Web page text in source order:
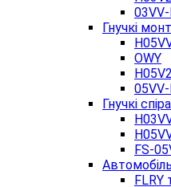
Гнучкі
OWY
Гнучкі
FS-
FLRY